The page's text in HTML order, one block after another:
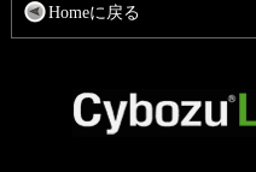
Homeに戻る